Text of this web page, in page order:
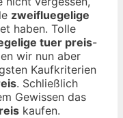
zweifluegelige
haben. Tolle
tuer preis-
wir nun aber
Kaufkriterien
. Schließlich
Gewissen das
kaufen.